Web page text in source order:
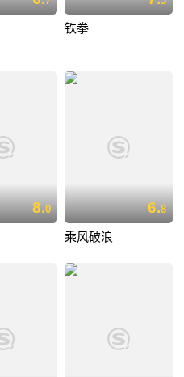
铁拳
8.0 6.8
乘风破浪